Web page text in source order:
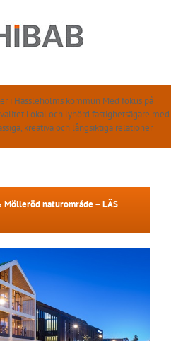
i Hässleholms kommun Med fokus på
Lokal och lyhörd fastighetsägare med
kreativa och långsiktiga relationer
naturområde – LÄS